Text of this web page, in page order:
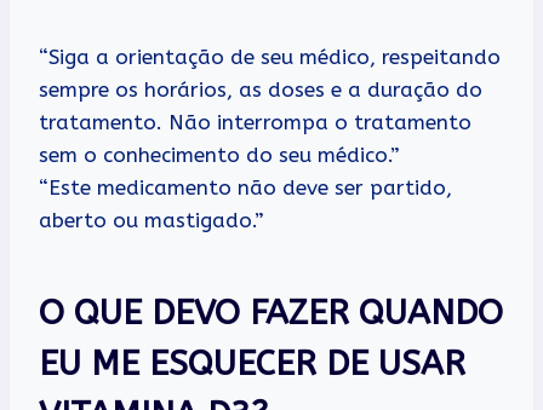
“Siga a orientação de seu médico, respeitando
sempre os horários, as doses e a duração do
tratamento. Não interrompa o tratamento
sem o conhecimento do seu médico.”
“Este medicamento não deve ser partido,
aberto ou mastigado.”
O QUE DEVO FAZER QUANDO
EU ME ESQUECER DE USAR